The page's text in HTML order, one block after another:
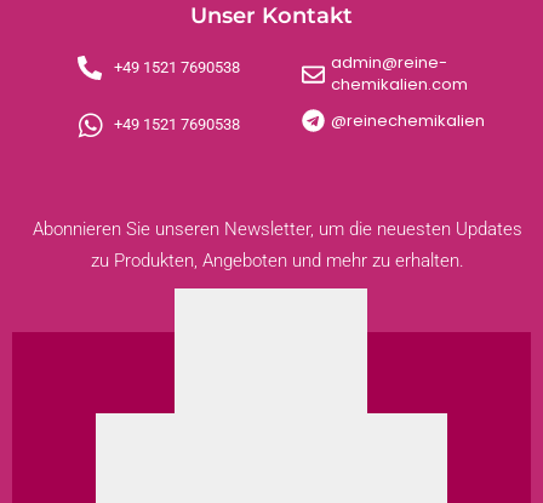
Unser Kontakt
+49 1521 7690538
+49 1521 7690538
admin@reine-
chemikalien.com
@reinechemikalien
Abonnieren Sie unseren Newsletter, um die neuesten Updates
zu Produkten, Angeboten und mehr zu erhalten.